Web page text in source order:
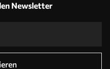
Newsletter